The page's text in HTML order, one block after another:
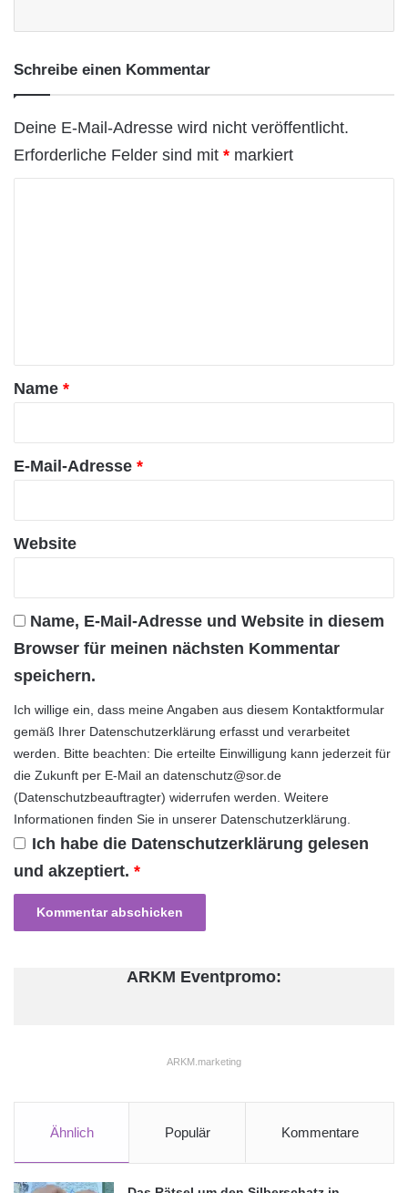
Schreibe einen Kommentar
Deine E-Mail-Adresse wird nicht veröffentlicht.
Erforderliche Felder sind mit * markiert
a
*
Name *
E-Mail-Adresse *
Website
Name, E-Mail-Adresse und Website in diesem
Browser für meinen nächsten Kommentar
speichern.
Ich willige ein, dass meine Angaben aus diesem Kontaktformular
gemäß Ihrer Datenschutzerklärung erfasst und verarbeitet
werden. Bitte beachten: Die erteilte Einwilligung kann jederzeit für
die Zukunft per E-Mail an datenschutz@sor.de
(Datenschutzbeauftragter) widerrufen werden. Weitere
Informationen finden Sie in unserer Datenschutzerklärung
Ich habe die Datenschutzerklärung gelesen
und akzeptiert. *
ARKM Eventpromo:
ARKM.marketing
Ähnlich Populär Kommentare